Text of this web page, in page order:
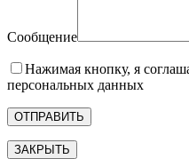
Сообщение
Нажимая кнопку, я
персональных данных
ЗАКРЫТЬ